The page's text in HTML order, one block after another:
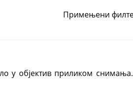
Примењени
у објектив приликом